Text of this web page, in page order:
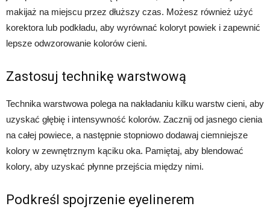
makijaż na miejscu przez dłuższy czas. Możesz również użyć
korektora lub podkładu, aby wyrównać koloryt powiek i zapewnić
lepsze odwzorowanie kolorów cieni.
Zastosuj technikę warstwową
Technika warstwowa polega na nakładaniu kilku warstw cieni, aby
uzyskać głębię i intensywność kolorów. Zacznij od jasnego cienia
na całej powiece, a następnie stopniowo dodawaj ciemniejsze
kolory w zewnętrznym kąciku oka. Pamiętaj, aby blendować
kolory, aby uzyskać płynne przejścia między nimi.
Podkreśl spojrzenie eyelinerem